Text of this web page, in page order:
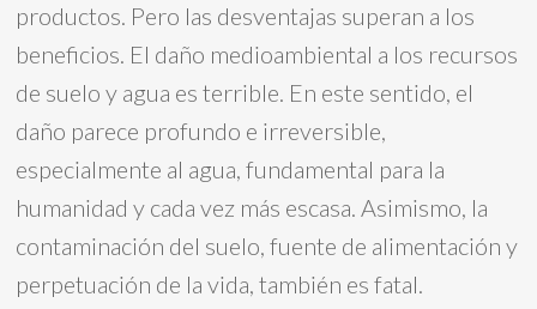
productos. Pero las desventajas superan a los
beneficios. El daño medioambiental a los recursos
de suelo y agua es terrible. En este sentido, el
daño parece profundo e irreversible,
especialmente al agua, fundamental para la
humanidad y cada vez más escasa. Asimismo, la
contaminación del suelo, fuente de alimentación y
perpetuación de la vida, también es fatal.